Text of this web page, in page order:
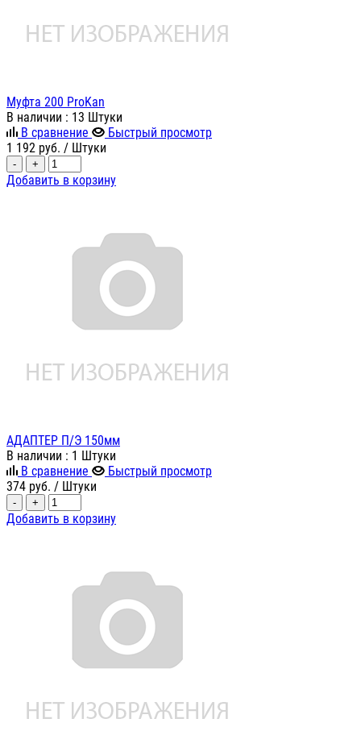
Муфта 200 ProKan
В наличии : 13 Штуки
В сравнение
Быстрый просмотр
1 192 руб. / Штуки
- +
Добавить в корзину
АДАПТЕР П/Э 150мм
В наличии : 1 Штуки
В сравнение
Быстрый просмотр
374 руб. / Штуки
- +
Добавить в корзину